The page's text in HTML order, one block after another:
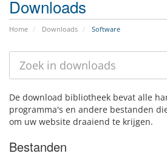
Downloads
Home Downloads Software
De download bibliotheek bevat alle
programma's en andere bestanden
om uw website draaiend te krijgen.
Bestanden